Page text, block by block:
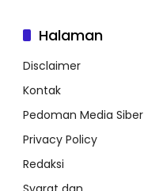
Halaman
Disclaimer
Kontak
Pedoman Media Siber
Privacy Policy
Redaksi